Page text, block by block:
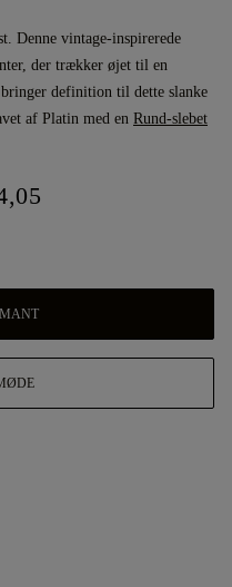
Denne vintage-inspirerede
der trækker øjet til en
definition til dette slanke
af Platin med en Rund-slebet